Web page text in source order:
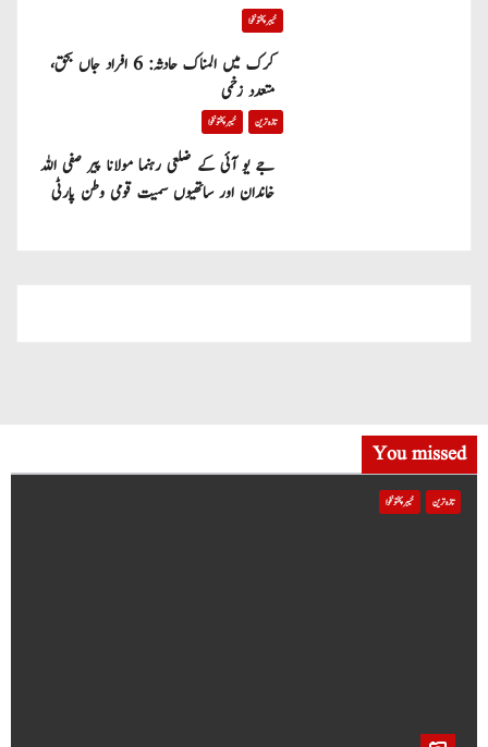
خیبر پختونخوا
کرک میں المناک حادثہ: 6 افراد جاں بحق،
متعدد زخمی
تازہ ترین خیبر پختونخوا
جے یو آئی کے ضلعی رہنما مولانا پیر صفی اللہ
خاندان اور ساتھیوں سمیت قومی وطن پارٹی
You missed
تازہ ترین خیبر پختونخوا